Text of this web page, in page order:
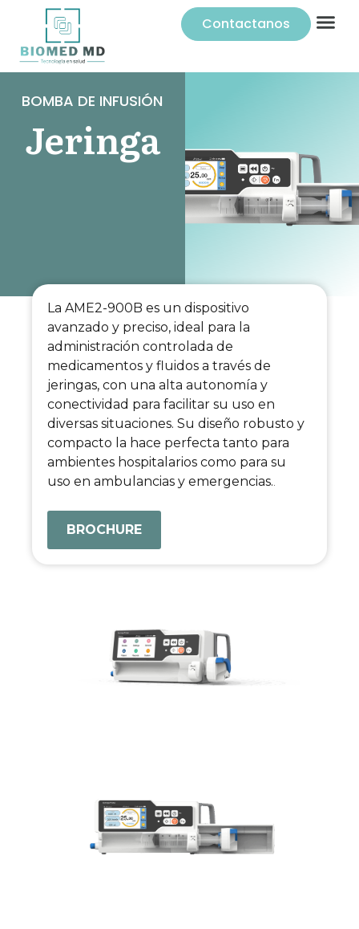
Contactanos
BOMBA DE INFUSIÓN
Jeringa
La AME2-900B es un dispositivo
avanzado y preciso, ideal para la
administración controlada de
medicamentos y fluidos a través de
jeringas, con una alta autonomía y
conectividad para facilitar su uso en
diversas situaciones. Su diseño robusto y
compacto la hace perfecta tanto para
ambientes hospitalarios como para su
uso en ambulancias y emergencias..
BROCHURE